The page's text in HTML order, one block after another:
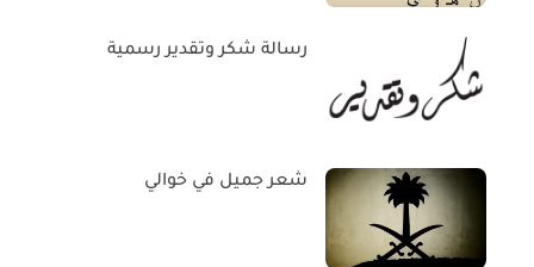
رسالة شكر وتقدير رسمية
شعر جميل في خوالي